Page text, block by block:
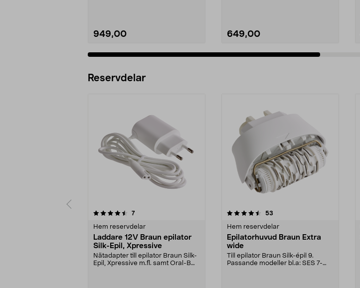
949,00 649,00
Reservdelar
7recensioner
Hem reservdelar
Laddare 12V Braun epilator
Silk-Epil, Xpressive
Nätadapter till epilator Braun Silk-
Epil, Xpressive m.fl. samt Oral-B
4.5av 5 stjärnor 53
Hem reservdelar
Epilatorhuvud Braun Extra
wide
Till epilator Braun Silk-épil 9.
Passande modeller bl.a: SES 7-
0.0av 5 stjärnor